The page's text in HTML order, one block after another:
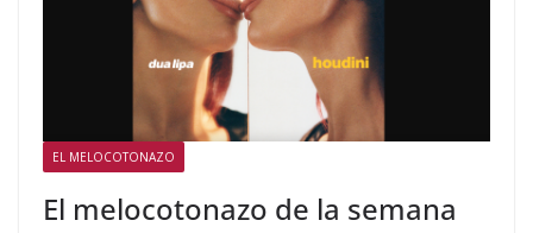
EL MELOCOTONAZO
El melocotonazo de la semana